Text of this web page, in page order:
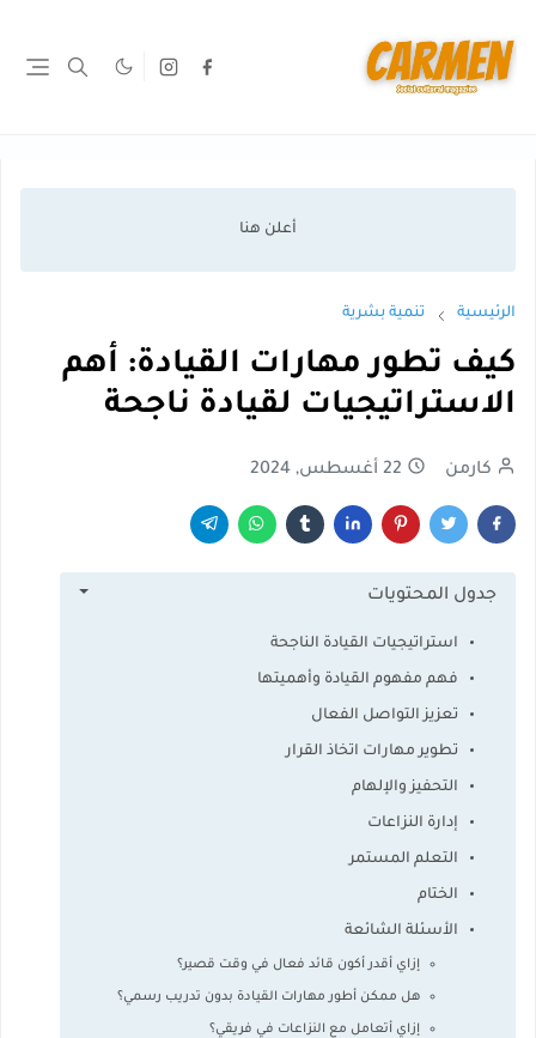
الرئيسية تنمية بشرية
كيف تطور مهارات القيادة: أهم
الاستراتيجيات لقيادة ناجحة
كارمن 22 أغسطس, 2024
جدول المحتويات
استراتيجيات القيادة الناجحة
فهم مفهوم القيادة وأهميتها
تعزيز التواصل الفعال
تطوير مهارات اتخاذ القرار
التحفيز والإلهام
إدارة النزاعات
التعلم المستمر
الختام
الأسئلة الشائعة
إزاي أقدر أكون قائد فعال في وقت قصير؟
هل ممكن أطور مهارات القيادة بدون تدريب رسمي؟
إزاي أتعامل مع النزاعات في فريقي؟